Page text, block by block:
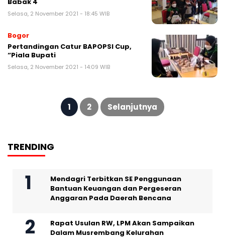
Babak 4
Selasa, 2 November 2021 - 18:45 WIB
Bogor
Pertandingan Catur BAPOPSI Cup,
“Piala Bupati
Selasa, 2 November 2021 - 14:09 WIB
Paginasi
1 2 Selanjutnya
TRENDING
Mendagri Terbitkan SE Penggunaan
Bantuan Keuangan dan Pergeseran
Anggaran Pada Daerah Bencana
Rapat Usulan RW, LPM Akan Sampaikan
Dalam Musrembang Kelurahan